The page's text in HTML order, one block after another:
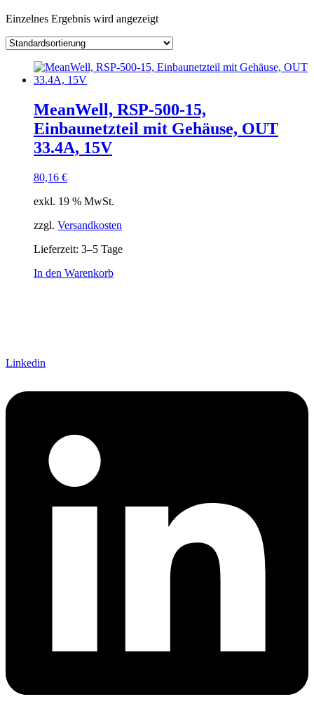
Kategorie
Hersteller
Lieferzeiten
Auf Lager
Ausgangsspannung
Ausgangsstrom
Ausgang Anschluss
Eingangsspannung
Eingang Anschluss
einstellbar
Einzelnes Ergebnis wird angezeigt
MeanWell, RSP-500-15,
Einbaunetzteil mit Gehäuse, OUT
33.4A, 15V
80,16 €
exkl. 19 % MwSt.
zzgl. Versandkosten
Lieferzeit: 3–5 Tage
In den Warenkorb
Linkedin